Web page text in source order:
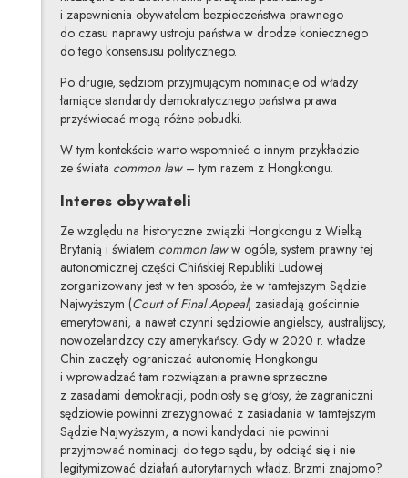
i zapewnienia obywatelom bezpieczeństwa prawnego
do czasu naprawy ustroju państwa w drodze koniecznego
do tego konsensusu politycznego.
Po drugie, sędziom przyjmującym nominacje od władzy
łamiące standardy demokratycznego państwa prawa
przyświecać mogą różne pobudki.
W tym kontekście warto wspomnieć o innym przykładzie
ze świata common law– tym razem z Hongkongu.
Interes obywateli
Ze względu na historyczne związki Hongkongu z Wielką
Brytanią i światem common laww ogóle, system prawny tej
autonomicznej części Chińskiej Republiki Ludowej
zorganizowany jest w ten sposób, że w tamtejszym Sądzie
Najwyższym (Court of Final Appeal) zasiadają gościnnie
emerytowani, a nawet czynni sędziowie angielscy, australijscy,
nowozelandzcy czy amerykańscy. Gdy w 2020 r. władze
Chin zaczęły ograniczać autonomię Hongkongu
i wprowadzać tam rozwiązania prawne sprzeczne
z zasadami demokracji, podniosły się głosy, że zagraniczni
sędziowie powinni zrezygnować z zasiadania w tamtejszym
Sądzie Najwyższym, a nowi kandydaci nie powinni
przyjmować nominacji do tego sądu, by odciąć się i nie
legitymizować działań autorytarnych władz. Brzmi znajomo?